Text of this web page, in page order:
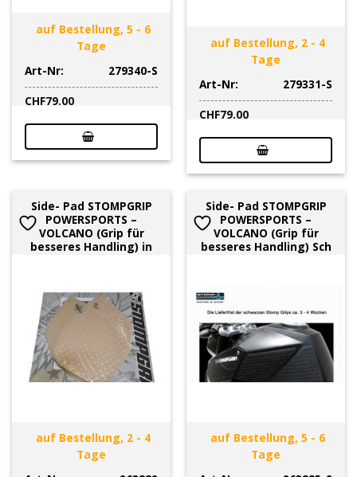
auf Bestellung, 5 - 6
Tage
Art-Nr:
279340-S
CHF79.00
auf Bestellung, 2 - 4
Tage
Art-Nr:
279331-S
CHF79.00
Side- Pad STOMPGRIP
POWERSPORTS –
VOLCANO (Grip für
besseres Handling) in
auf Bestellung, 2 - 4
Tage
Side- Pad STOMPGRIP
POWERSPORTS –
VOLCANO (Grip für
besseres Handling) Sch
auf Bestellung, 5 - 6
Tage